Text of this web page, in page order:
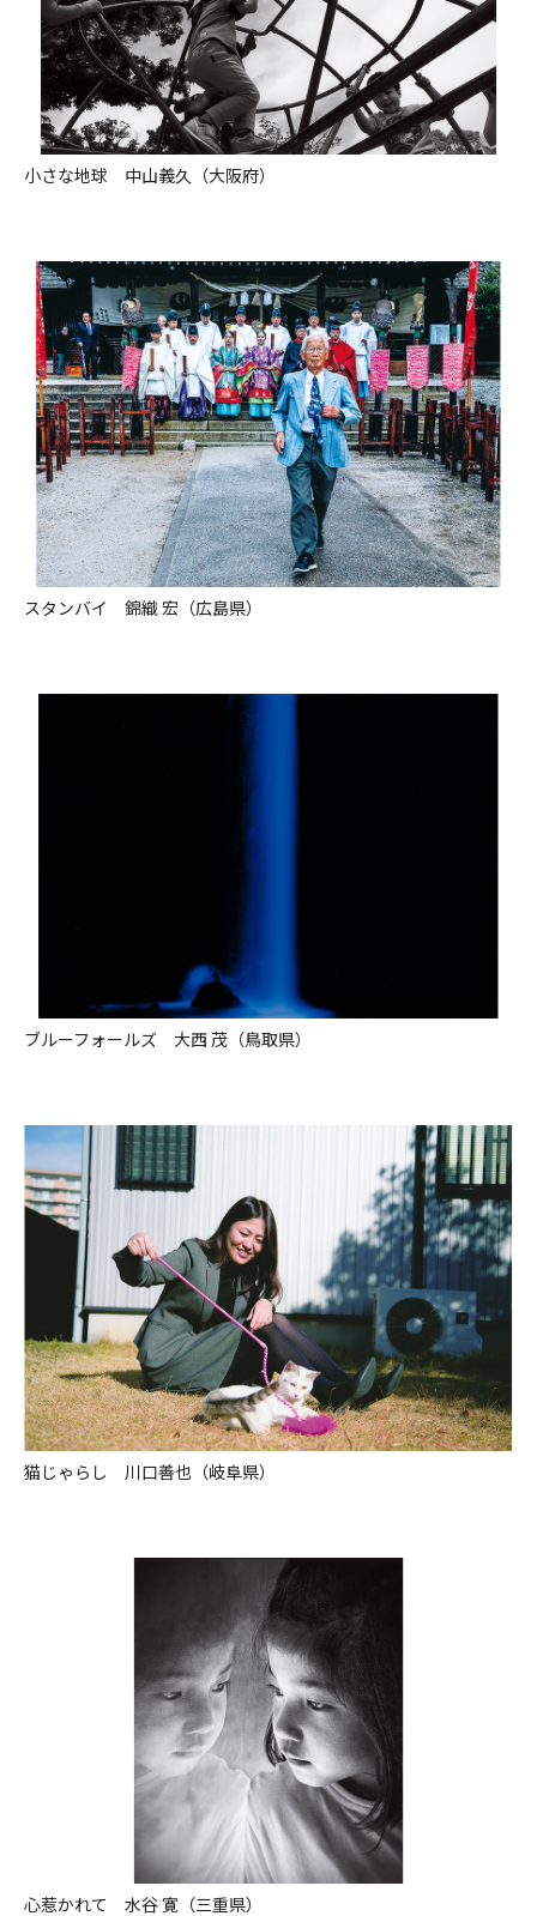
小さな地球 中山義久（大阪府）
スタンバイ 錦織 宏（広島県）
ブルーフォールズ 大西 茂（鳥取県）
猫じゃらし 川口善也（岐阜県）
心惹かれて 水谷 寛（三重県）